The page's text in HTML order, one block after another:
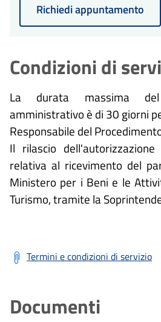
Richiedi appuntamento
Condizioni di
La durata massima del
amministrativo è di 30 giorni
Responsabile del
Il rilascio
relativa al ricevimento del
Ministero per i Beni e le
Turismo, tramite la
Termini e condizioni di servizio
Documenti